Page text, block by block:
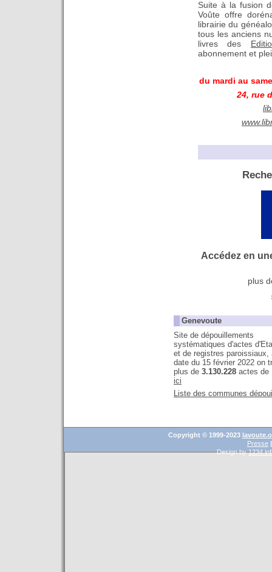
Suite à la fusion
Voûte offre
librairie du
tous les anciens
livres des
abonnement et
du mardi au
24, rue
Accédez en
plus
Genevoute
Site de dépouillements
systématiques d'actes
et de registres paroissiaux,
date du 15 février 2022 on
plus de 3.130.228 actes de
ici
Liste des communes
Copyright © 1999-2023
Presse |
Design by